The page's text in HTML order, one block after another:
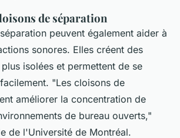
de séparation
peuvent également aider à
sonores. Elles créent des
isolées et permettent de se
"Les cloisons de
améliorer la concentration de
de bureau ouverts,"
de l'Université de Montréal.